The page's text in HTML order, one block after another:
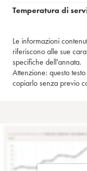
Temperatura di
Le informazioni
riferiscono alle sue
specifiche dell'annata.
Attenzione: questo
copiarlo senza previo